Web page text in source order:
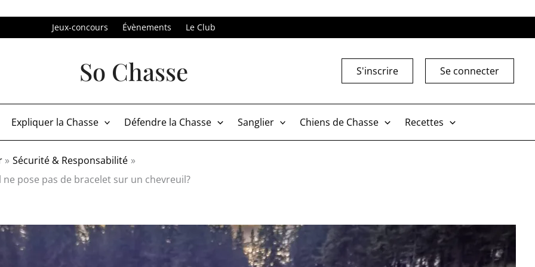
Jeux-concours Évènements Le Club
So Chasse S'inscrire Se connecter
Expliquer la Chasse Défendre la Chasse Sanglier Chiens de Chasse Recettes
Sécurité & Responsabilité
ne pose pas de bracelet sur un chevreuil?